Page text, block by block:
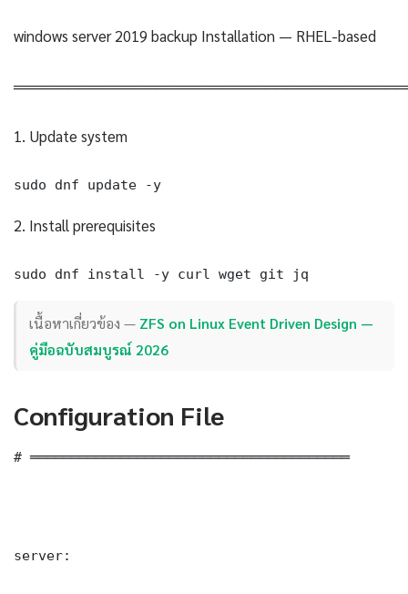
windows server 2019 backup Installation — RHEL-based
1. Update system
sudo dnf update -y
2. Install prerequisites
sudo dnf install -y curl wget git jq
เนื้อหาเกี่ยวข้อง — ZFS on Linux Event Driven Design —
คู่มือฉบับสมบูรณ์ 2026
Configuration File
# ═══════════════════════════════════════
server: